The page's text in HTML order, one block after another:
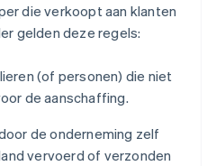
die verkoopt aan klanten
gelden deze regels:
(of personen) die niet
de aanschaffing.
de onderneming zelf
vervoerd of verzonden